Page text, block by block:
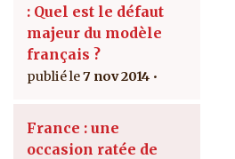
: Quel est le défaut
majeur du modèle
français ?
7 nov 2014
France : une
occasion ratée de